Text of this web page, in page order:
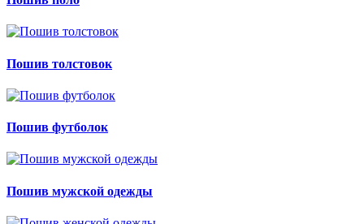
Пошив толстовок
Пошив футболок
Пошив мужской одежды